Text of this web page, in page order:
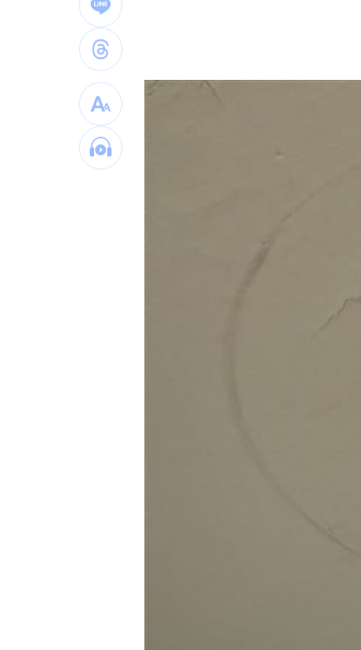
60歲糖尿病婦 吃飯1改
三立iNEWS新聞台線上直播